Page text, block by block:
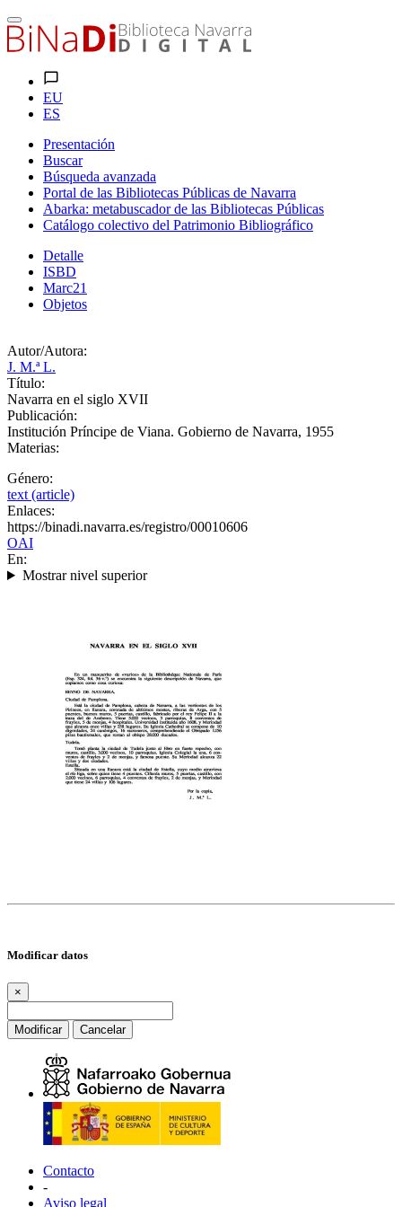
EU
ES
Presentación
Buscar
Búsqueda avanzada
Portal de las Bibliotecas Públicas de Navarra
Abarka: metabuscador de las Bibliotecas Públicas
Catálogo colectivo del Patrimonio Bibliográfico
Detalle
ISBD
Marc21
Objetos
Autor/Autora:
J. M.ª L.
Título:
Navarra en el siglo XVII
Publicación:
Institución Príncipe de Viana. Gobierno de Navarra, 1955
Materias:
Género:
text (article)
Enlaces:
https://binadi.navarra.es/registro/00010606
OAI
En:
Mostrar nivel superior
Modificar datos
×
Modificar Cancelar
Contacto
-
Aviso legal